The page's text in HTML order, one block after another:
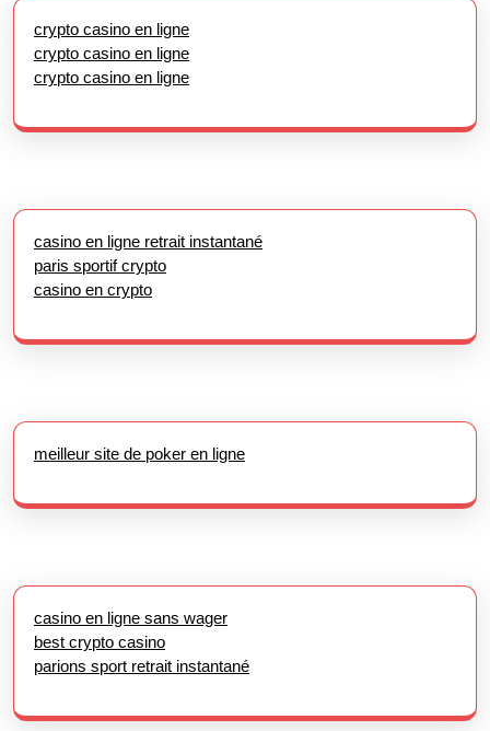
crypto casino en ligne
crypto casino en ligne
crypto casino en ligne
casino en ligne retrait instantané
paris sportif crypto
casino en crypto
meilleur site de poker en ligne
casino en ligne sans wager
best crypto casino
parions sport retrait instantané